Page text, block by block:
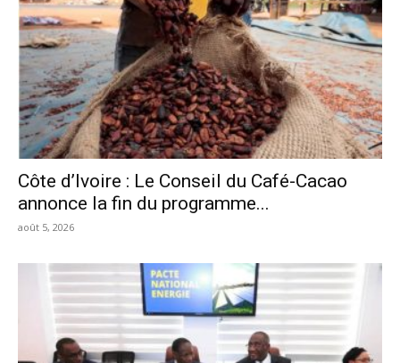
Côte d’Ivoire : Le Conseil du Café-Cacao
annonce la fin du programme...
août 5, 2026